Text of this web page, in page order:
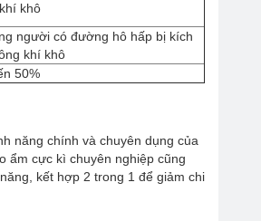
khô
người có đường hô hấp bị kích
khí khô
50%
năng chính và chuyên dụng của
ẩm cực kì chuyên nghiệp cũng
kết hợp 2 trong 1 để giảm chi